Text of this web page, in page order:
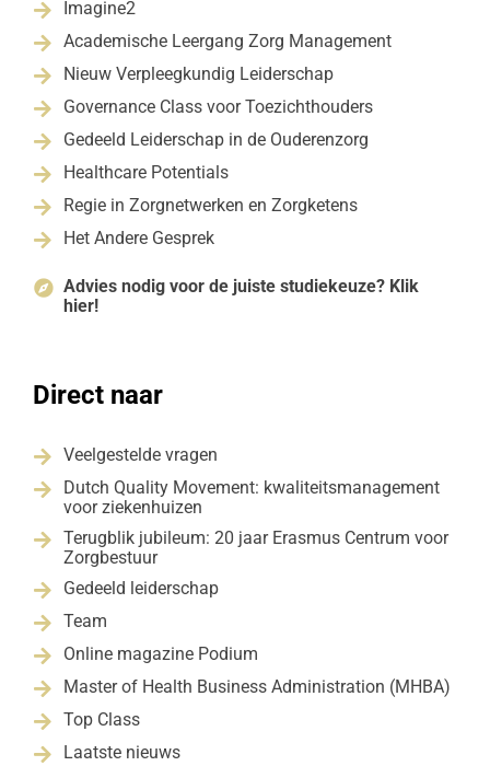
 Imagine2
 Academische Leergang Zorg Management
 Nieuw Verpleegkundig Leiderschap
 Governance Class voor Toezichthouders
 Gedeeld Leiderschap in de Ouderenzorg
 Healthcare Potentials
 Regie in Zorgnetwerken en Zorgketens
 Het Andere Gesprek
 Advies nodig voor de juiste studiekeuze? Klik
hier!
Direct naar
 Veelgestelde vragen

Dutch Quality Movement: kwaliteitsmanagement
voor ziekenhuizen

Terugblik jubileum: 20 jaar Erasmus Centrum voor
Zorgbestuur
 Gedeeld leiderschap
 Team
 Online magazine Podium
 Master of Health Business Administration (MHBA)
 Top Class
 Laatste nieuws